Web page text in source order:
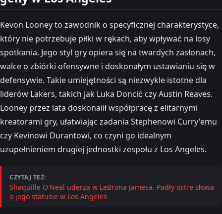
Kevon Looney to zawodnik o specyficznej charakterystyce,
który nie potrzebuje piłki w rękach, aby wpływać na losy
spotkania. Jego styl gry opiera się na twardych zasłonach,
walce o zbiórki ofensywne i doskonałym ustawianiu się w
defensywie. Takie umiejętności są niezwykle istotne dla
liderów Lakers, takich jak Luka Doncić czy Austin Reaves.
Looney przez lata doskonalił współpracę z elitarnymi
kreatorami gry, ułatwiając zadania Stephenowi Curry'emu
czy Kevinowi Durantowi, co czyni go idealnym
uzupełnieniem drugiej jednostki zespołu z Los Angeles.
CZYTAJ TEŻ:
Shaquille O'Neal uderza w LeBrona Jamesa. Padły ostre słowa
o jego statusie w Los Angeles